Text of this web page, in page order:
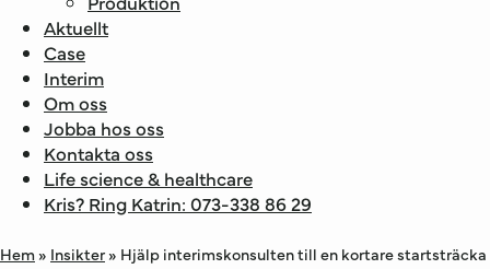
Aktuellt
Case
Interim
Om oss
Jobba hos oss
Kontakta oss
Life science & healthcare
Kris? Ring Katrin: 073-338 86 29
Hem » Insikter » Hjälp interimskonsulten till en kortare startsträcka